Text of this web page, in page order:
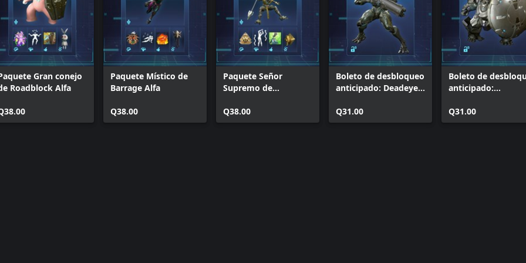
boleto de desbloqueo
recibir completando las
de forma individual o con
que se habiliten los artículos.
modifican la apariencia de el
la rueda de comunicación
de la pantalla de título a la
Gran conejo
Roadblock Alfa
Paquete Místico de
Barrage Alfa
Q38.00
Paquete Señor
Supremo de
Q38.00
Boleto de desbloqueo
anticipado: Deadeye
Q31.00
Boleto de
anticipado:
Q31.00